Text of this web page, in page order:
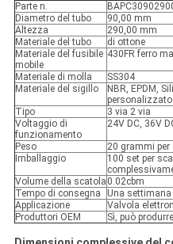
Parte n.
Diametro del tubo
90,00 mm
Altezza
290,00 mm
Materiale del tubo
di ottone
Materiale del fusibile
mobile
430FR ferro
Materiale di molla
SS304
Materiale del sigillo
NBR, EPDM,
personalizzato
Tipo
3 via 2 via
Voltaggio di
funzionamento
24V DC, 36V
Peso
20 grammi per
Imballaggio
100 set per
Volume della scatola 0.02cbm
Tempo di consegna
Una
Applicazione
Valvola
Produttori OEM
Sì, può